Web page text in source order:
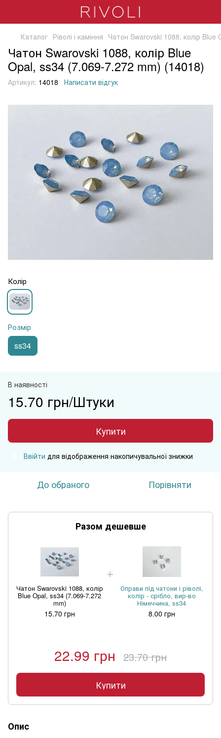
Каталог Ріволі і каміння Чатон Swarovski 1088, колір
Чатон Swarovski 1088, колір Blue
Opal, ss34 (7.069-7.272 mm) (14018)
Артикул: 14018 Написати відгук
Колір
Розмір
ss34
В наявності
15.70 грн/Штуки
Купити
Ввійти для відображення накопичувальної знижки
До обраного Порівняти
Разом дешевше
Чатон Swarovski 1088, колір
Blue Opal, ss34 (7.069-7.272
mm)
15.70 грн
Оправи пiд чатони і ріволі,
колір - срібло, вир-во
Німеччина, ss34
8.00 грн
22.99 грн 23.70 грн
Купити
Опис